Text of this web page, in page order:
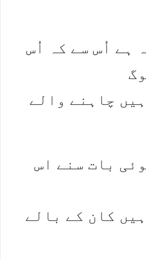
ہے اُس سے کہ اُس
چاہنے والے
بات سنے اس
کان کے بالے